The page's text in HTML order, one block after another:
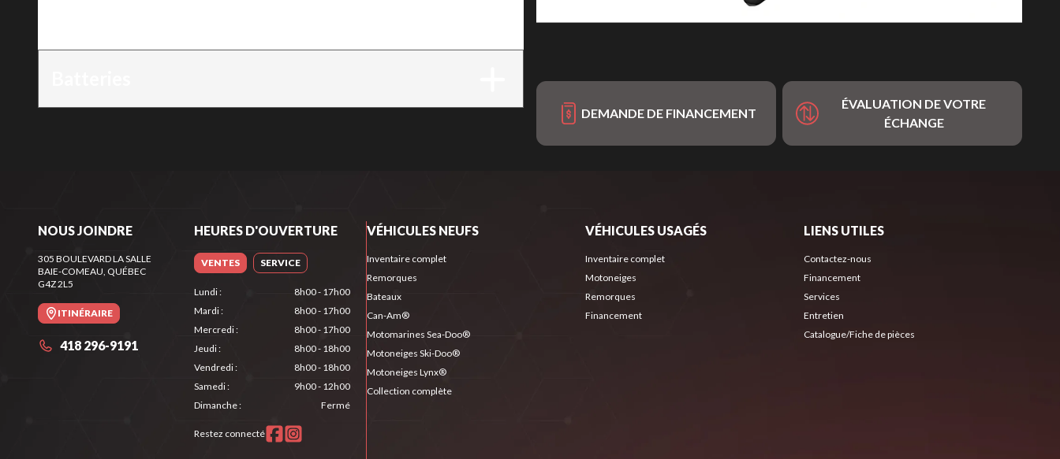
DEMANDE DE FINANCEMENT
ÉVALUATION DE VOTRE
ÉCHANGE
NOUS JOINDRE
305 BOULEVARD LA SALLE
BAIE-COMEAU , QUÉBEC
G4Z 2L5
ITINÉRAIRE
418 296-9191
HEURES D'OUVERTURE
VENTES SERVICE
Lundi:
8h00 - 17h00
Mardi:
8h00 - 17h00
Mercredi:
8h00 - 17h00
Jeudi:
8h00 - 18h00
Vendredi:
8h00 - 18h00
Samedi:
9h00 - 12h00
Dimanche: Fermé
Restez connecté
VÉHICULES NEUFS
Inventaire complet
Remorques
Bateaux
Can-Am®
Motomarines Sea-Doo®
Motoneiges Ski-Doo®
Motoneiges Lynx®
Collection complète
VÉHICULES USAGÉS
Inventaire complet
Motoneiges
Remorques
Financement
LIENS UTILES
Contactez-nous
Financement
Services
Entretien
Catalogue/Fiche de pièces